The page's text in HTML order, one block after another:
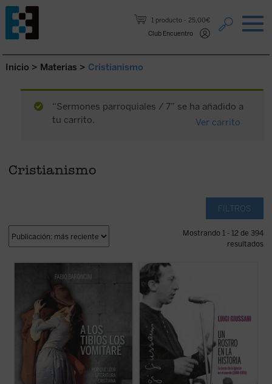
1 producto
25,00€
Club Encuentro
Saltar al contenido.
Inicio > Materias > Cristianismo
“Sermones parroquiales / 7” se ha añadido a
tu carrito.
Ver carrito
Cristianismo
FILTROS
Mostrando 1 - 12 de 394
resultados
Mis lecturas
, este libro reúne
y sintetiza las introducciones a la lectura
con las que Baroncini encendía en los
chavales una pasión literaria y también
comunicaba un método de ...
En estas conferencias, la voz profética de
Luigi Giussani es capaz de señalar, incluso
en ese momento histórico convulso entre
1969 y 1970, un camino de esperanza y
verdad para el hombre contemporáneo.
rostro en la historia